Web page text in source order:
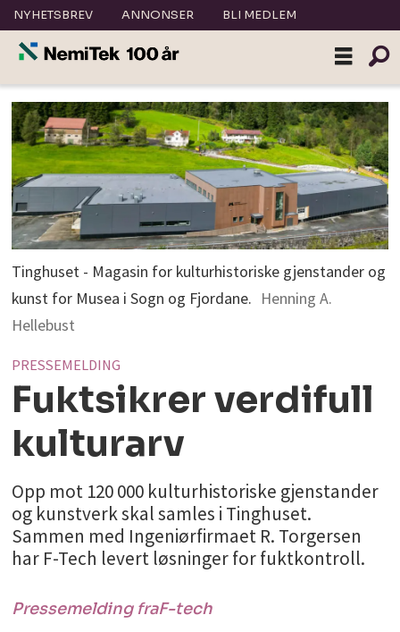
NYHETSBREV ANNONSER BLI MEDLEM
Tinghuset - Magasin for kulturhistoriske gjenstander og
kunst for Musea i Sogn og Fjordane. Henning A.
Hellebust
PRESSEMELDING
Fuktsikrer verdifull
kulturarv
Opp mot 120 000 kulturhistoriske gjenstander
og kunstverk skal samles i Tinghuset.
Sammen med Ingeniørfirmaet R. Torgersen
har F-Tech levert løsninger for fuktkontroll.
Pressemelding fraF-tech